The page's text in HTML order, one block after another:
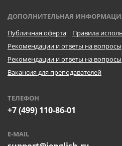
ДОПОЛНИТЕЛЬНАЯ
Публичная оферта
Правила
Рекомендации и ответы на вопросы
Рекомендации и ответы на вопросы
Вакансия для преподавателей
ТЕЛЕФОН
+7 (499) 110-86-01
E-MAIL